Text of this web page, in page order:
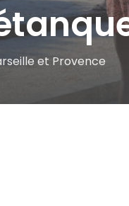
et Provence